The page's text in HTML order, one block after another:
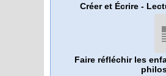
Créer et Écrire -
Faire réfléchir les